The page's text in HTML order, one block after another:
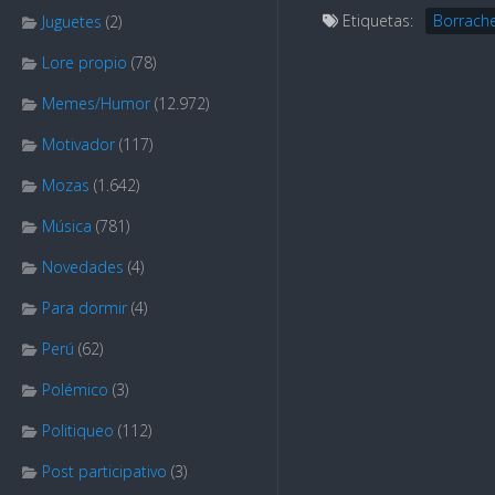
Juguetes (2)
Lore propio (78)
Memes/Humor (12.972)
Motivador (117)
Mozas (1.642)
Música (781)
Novedades (4)
Para dormir (4)
Perú (62)
Polémico (3)
Politiqueo (112)
Post participativo (3)
Etiquetas: